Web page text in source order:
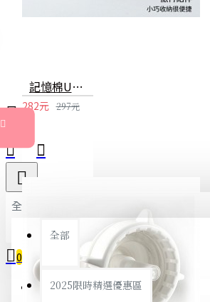
全部
全部
2025限時精選優惠區
0
您的購物車內沒有商品！
記憶棉U型枕 頸枕 飛機枕 護頸枕 U型枕 午睡枕 記憶枕 可收納 旅行 辦公
282元 297元